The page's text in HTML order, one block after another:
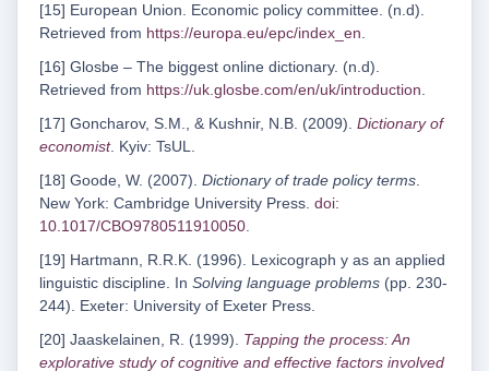
[15] European Union. Economic policy committee. (n.d).
Retrieved from https://europa.eu/epc/index_en.
[16] Glosbe – The biggest online dictionary. (n.d).
Retrieved from https://uk.glosbe.com/en/uk/introduction.
[17] Goncharov, S.M., & Kushnir, N.B. (2009). Dictionary of
economist. Kyiv: TsUL.
[18] Goode, W. (2007). Dictionary of trade policy terms.
New York: Cambridge University Press. doi:
10.1017/CBO9780511910050.
[19] Hartmann, R.R.K. (1996). Lexicograph y as an applied
linguistic discipline. In Solving language problems (pp. 230-
244). Exeter: University of Exeter Press.
[20] Jaaskelainen, R. (1999). Tapping the process: An
explorative study of cognitive and effective factors involved